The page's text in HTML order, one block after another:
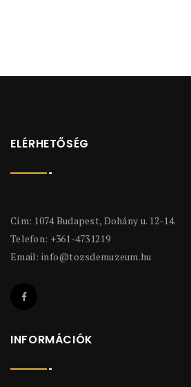
ELÉRHETŐSÉG
Cím: 1074 Budapest, Dohány u. 12-14.
Telefon: +361-4731219
Email: info@tozsdemuzeum.hu
INFORMÁCIÓK